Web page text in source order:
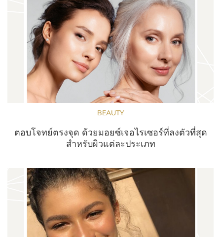
BEAUTY
ตอบโจทย์ตรงจุด ด้วยมอยซ์เจอไรเซอร์ที่ลงตัวที่สุด
สำหรับผิวแต่ละประเภท